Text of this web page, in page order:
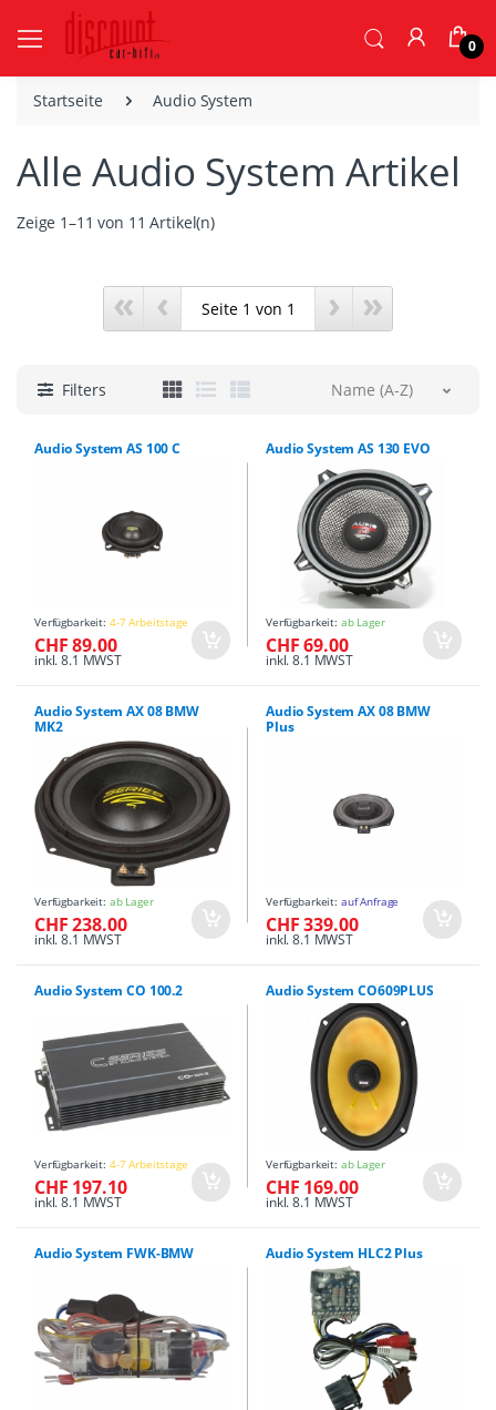
0
Startseite Audio System
Alle Audio System Artikel
Zeige 1–11 von 11 Artikel(n)
« ‹ › »
Filters Name (A-Z)
Audio System AS 100 C
Verfügbarkeit: 4-7 Arbeitstage
CHF 89.00
inkl. 8.1 MWST
Audio System AS 130 EVO
Verfügbarkeit: ab Lager
CHF 69.00
inkl. 8.1 MWST
Audio System AX 08 BMW
MK2
Verfügbarkeit: ab Lager
CHF 238.00
inkl. 8.1 MWST
Audio System AX 08 BMW
Plus
Verfügbarkeit: auf Anfrage
CHF 339.00
inkl. 8.1 MWST
Audio System CO 100.2
Verfügbarkeit: 4-7 Arbeitstage
CHF 197.10
inkl. 8.1 MWST
Audio System CO609PLUS
Verfügbarkeit: ab Lager
CHF 169.00
inkl. 8.1 MWST
Audio System FWK-BMW Audio System HLC2 Plus